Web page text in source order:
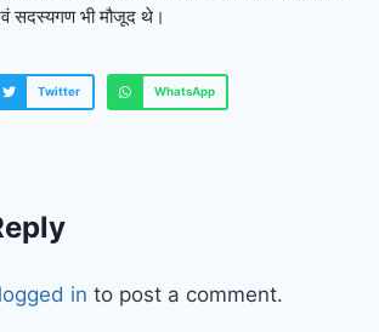
सदस्यगण भी मौजूद थे।
Twitter WhatsApp
logged in to post a comment.